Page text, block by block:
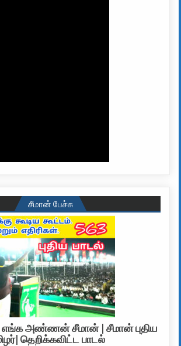
சீமான் பேச்சு
எங்க அண்ணன் சீமான் | சீமான் புதிய
தெறிக்கவிட்ட பாடல்